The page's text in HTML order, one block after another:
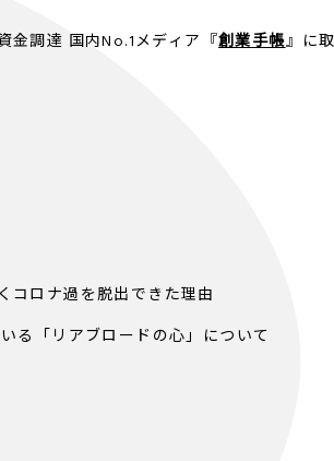
金調達 国内No.1メディア『創業手帳』に
コロナ過を脱出できた理由
る「リアブロードの心」について